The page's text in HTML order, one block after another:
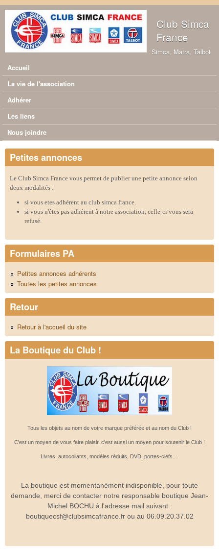
Aller au contenu principal
Club Simca
France
Simca, Matra, Talbot
Menu principal
Accueil
La vie de l'association
Adhérer
Les liens
Nous joindre
Petites annonces
Le Club Simca France vous permet de publier une petite annonce selon
deux modalités :
si vous etes adhérent au club simca france.
si vous n'êtes pas adhérent à notre association, celle-ci vous sera
refusé.
Formulaires PA
Petites annonces adhérents
Toutes les petites annonces
Retour
Retour à l'accueil du site
La Boutique du Club !
Tous les objets au nom de votre marque préférée et au nom du Club !
C'est un moyen de vous faire plaisir, c'est aussi un moyen pour soutenir le Club !
Livres, autocollants, modèles réduits, DVD, portes-clefs...
La boutique est momentanément indisponible, pour toute
demande, merci de contacter notre responsable boutique Jean-
Michel BOCHU à l'adresse mail suivant :
boutiquecsf@clubsimcafrance.fr ou au 06.09.20.37.02